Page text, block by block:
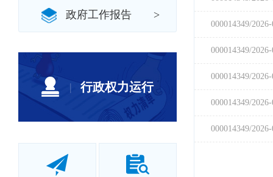
政府工作报告 >
| 行政权力运行